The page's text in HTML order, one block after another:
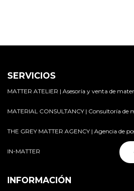
SERVICIOS
MATTER ATELIER | Asesoría y venta de
MATERIAL CONSULTANCY | Consultoría de
THE GREY MATTER AGENCY | Agencia de
IN-MATTER
INFORMACIÓN